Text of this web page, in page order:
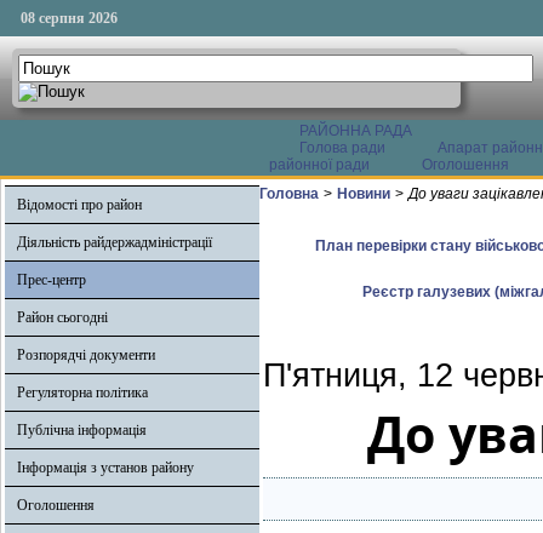
08 серпня 2026
РАЙОННА РАДА
Голова ради
Апарат
районної ради
Оголошення
Відомості про район
Діяльність райдержадміністрації
Прес-центр
Район сьогодні
Розпорядчі документи
Регуляторна політика
Публічна інформація
Інформація з установ району
Оголошення
Головна > Новини > До уваги
План перевірки стану
Реєстр галузевих
П'ятниця, 12
До